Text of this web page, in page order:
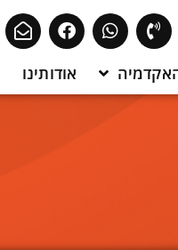
אודותינו